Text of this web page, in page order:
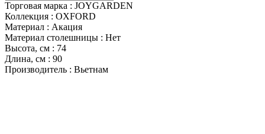
Торговая марка : JOYGARDEN
Коллекция : OXFORD
Материал : Акация
Материал столешницы : Нет
Высота, см : 74
Длина, см : 90
Производитель : Вьетнам